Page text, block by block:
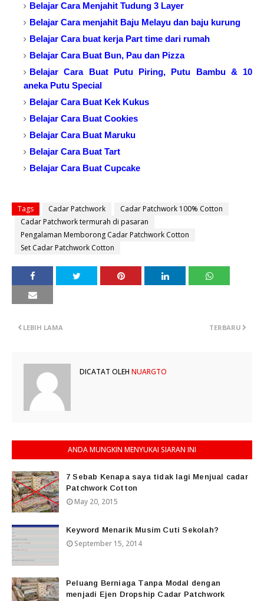
Belajar Cara Menjahit Tudung 3 Layer
Belajar Cara menjahit Baju Melayu dan baju kurung
Belajar Cara buat kerja Part time dari rumah
Belajar Cara Buat Bun, Pau dan Pizza
Belajar Cara Buat Putu Piring, Putu Bambu & 10
aneka Putu Special
Belajar Cara Buat Kek Kukus
Belajar Cara Buat Cookies
Belajar Cara Buat Maruku
Belajar Cara Buat Tart
Belajar Cara Buat Cupcake
Tags Cadar Patchwork
Cadar Patchwork 100% Cotton
Cadar Patchwork termurah di pasaran
Pengalaman Memborong Cadar Patchwork Cotton
Set Cadar Patchwork Cotton
TERBARU
LEBIH LAMA
DICATAT OLEH NUARGTO
ANDA MUNGKIN MENYUKAI SIARAN INI
7 Sebab Kenapa saya tidak lagi Menjual cadar
Patchwork Cotton
May 20, 2015
Keyword Menarik Musim Cuti Sekolah?
September 15, 2014
Peluang Berniaga Tanpa Modal dengan
menjadi Ejen Dropship Cadar Patchwork